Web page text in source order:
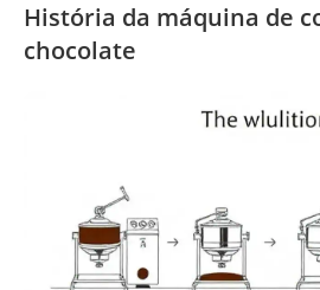
História da máquina de
chocolate